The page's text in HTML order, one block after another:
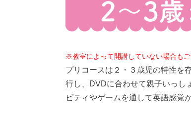
※教室によって開講していない場合も
プリコースは２・３歳児の特性を
行し、DVDに合わせて親子いっし
ビティやゲームを通して英語感覚